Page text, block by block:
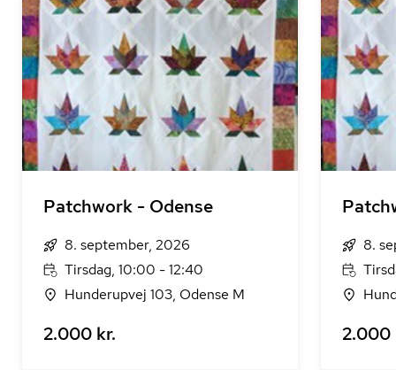
Patchwork - Odense
8. september, 2026
Tirsdag, 10:00 - 12:40
Hunderupvej 103, Odense M
2.000 kr.
8.
2.000